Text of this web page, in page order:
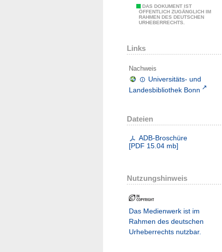
DAS DOKUMENT IST
ÖFFENTLICH ZUGÄNGLICH IM
RAHMEN DES DEUTSCHEN
URHEBERRECHTS.
Links
Nachweis
Universitäts- und
Landesbibliothek Bonn
Dateien
ADB-Broschüre
[PDF 15.04 mb]
Nutzungshinweis
Das Medienwerk ist im
Rahmen des deutschen
Urheberrechts nutzbar.